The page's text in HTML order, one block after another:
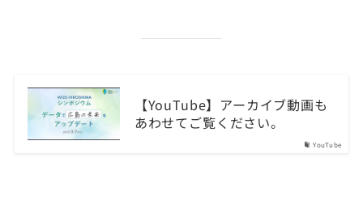
YouTube
【YouTube】アーカイブ動画も
あわせてご覧ください。